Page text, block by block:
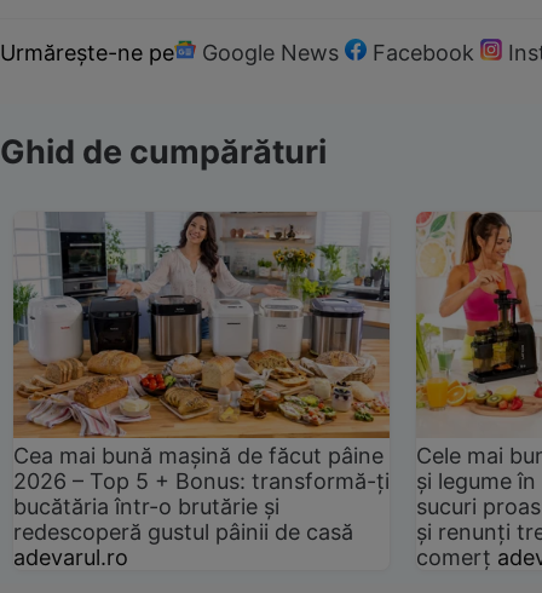
Urmărește-ne pe Google News Facebook
Ghid de cumpărături
Cea mai bună mașină de făcut pâine
2026 – Top 5 + Bonus: transformă-ți
bucătăria într-o brutărie și
redescoperă gustul pâinii de casă
adevarul.ro
Cele mai
și legume
sucuri
și renunți
comerț